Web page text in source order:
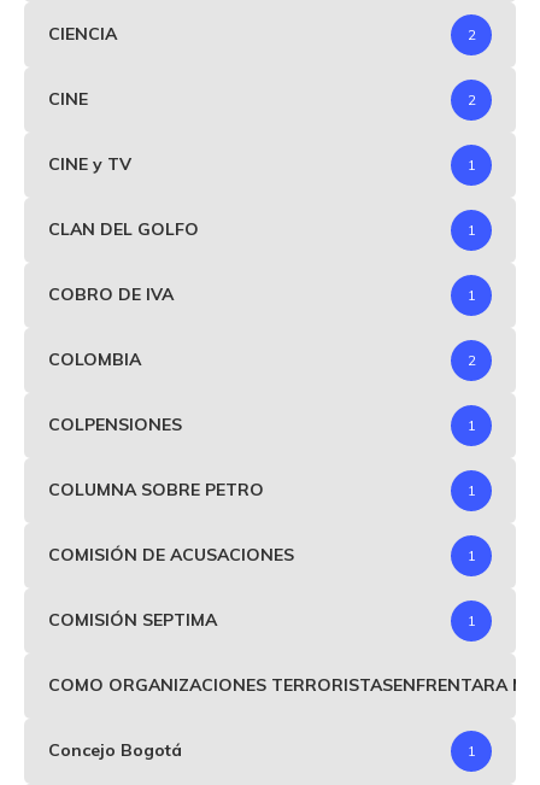
CIENCIA 2
CINE 2
CINE y TV 1
CLAN DEL GOLFO 1
COBRO DE IVA 1
COLOMBIA 2
COLPENSIONES 1
COLUMNA SOBRE PETRO 1
COMISIÓN DE ACUSACIONES 1
COMISIÓN SEPTIMA 1
COMO ORGANIZACIONES TERRORISTASENFRENTARA
Concejo Bogotá 1